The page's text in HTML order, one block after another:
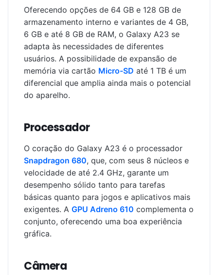
Oferecendo opções de 64 GB e 128 GB de
armazenamento interno e variantes de 4 GB,
6 GB e até 8 GB de RAM, o Galaxy A23 se
adapta às necessidades de diferentes
usuários. A possibilidade de expansão de
memória via cartão Micro-SD até 1 TB é um
diferencial que amplia ainda mais o potencial
do aparelho.
Processador
O coração do Galaxy A23 é o processador
Snapdragon 680, que, com seus 8 núcleos e
velocidade de até 2.4 GHz, garante um
desempenho sólido tanto para tarefas
básicas quanto para jogos e aplicativos mais
exigentes. A GPU Adreno 610 complementa o
conjunto, oferecendo uma boa experiência
gráfica.
Câmera